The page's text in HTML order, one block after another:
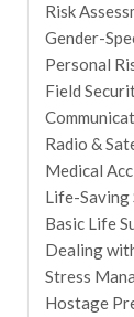
Risk
Gender-
Personal
Field
Radio &
Medical
Life-Saving
Basic Life
Dealing
Stress
Hostage